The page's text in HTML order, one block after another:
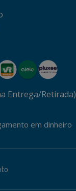
Entrega/Retirada)
em dinheiro